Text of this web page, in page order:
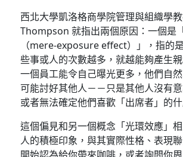
西北大學凱洛格商學院管理與組織學
Thompson 就指出兩個原因：一個是
（mere-exposure effect）」，指的
些事或人的次數越多，就越能夠產生
一個員工能令自己曝光更多，他們自
可能討好其他人－－只是其他人沒有
或者無法確定他們喜歡「出席者」的
這個偏見和另一個概念「光環效應」
人的積極印象，與其實際性格、表現